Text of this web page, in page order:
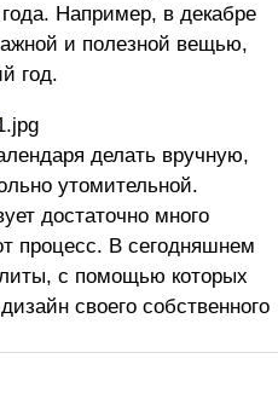
года. Например, в декабре
и полезной вещью,
год.
делать вручную,
утомительной.
достаточно много
процесс. В сегодняшнем
с помощью которых
своего собственного